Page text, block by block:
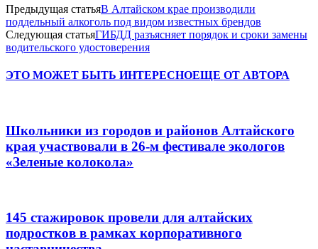
Предыдущая статьяВ Алтайском крае производили
поддельный алкоголь под видом известных брендов
Следующая статьяГИБДД разъясняет порядок и сроки замены
водительского удостоверения
ЭТО МОЖЕТ БЫТЬ ИНТЕРЕСНОЕЩЕ ОТ АВТОРА
Школьники из городов и районов Алтайского
края участвовали в 26-м фестивале экологов
«Зеленые колокола»
145 стажировок провели для алтайских
подростков в рамках корпоративного